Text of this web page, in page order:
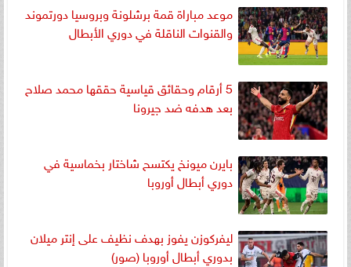
موعد مباراة قمة برشلونة وبروسيا دورتموند
والقنوات الناقلة في دوري الأبطال
5 أرقام وحقائق قياسية حققها محمد صلاح
بعد هدفه ضد جيرونا
بايرن ميونخ يكتسح شاختار بخماسية في
دوري أبطال أوروبا
ليفركوزن يفوز بهدف نظيف على إنتر ميلان
بدوري أبطال أوروبا (صور)